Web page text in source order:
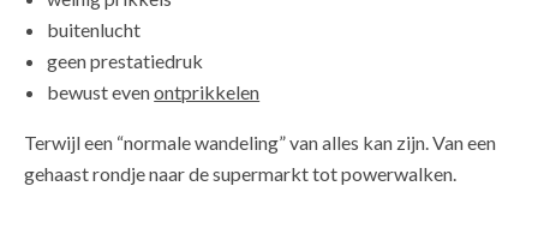
buitenlucht
geen prestatiedruk
bewust evenontprikkelen
Terwijl een “normale wandeling” van alles kan zijn. Van een
gehaast rondje naar de supermarkt tot powerwalken.